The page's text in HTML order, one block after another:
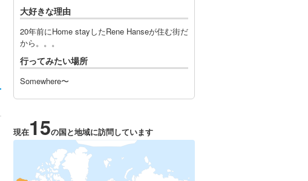
大好きな理由
20年前にHome stayしたRene Hanseが住む街だ
から。。。
行ってみたい場所
Somewhere〜
現在15の国と地域に訪問しています